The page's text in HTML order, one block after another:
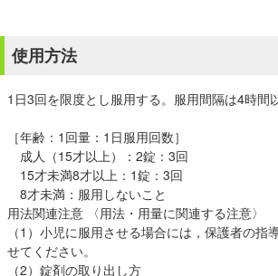
使用方法
1日3回を限度とし服用する。服用間隔は4時間
［年齢：1回量：1日服用回数］
成人（15才以上）：2錠：3回
15才未満8才以上：1錠：3回
8才未満：服用しないこと
用法関連注意 〈用法・用量に関連する注意〉
（1）小児に服用させる場合には，保護者の指
せてください。
（2）錠剤の取り出し方